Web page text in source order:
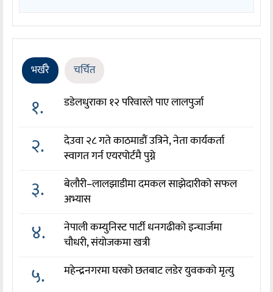
भर्खरै चर्चित
१. डडेलधुराका १२ परिवारले पाए लालपुर्जा
२.
देउवा २८ गते काठमाडौं उत्रिने, नेता कार्यकर्ता
स्वागत गर्न एयरपोर्टमै पुग्ने
३.
बेलौरी–लालझाडीमा दमकल साझेदारीको सफल
अभ्यास
४.
नेपाली कम्युनिस्ट पार्टी धनगढीको इन्चार्जमा
चौधरी, संयोजकमा खत्री
५. महेन्द्रनगरमा घरको छतबाट लडेर युवकको मृत्यु